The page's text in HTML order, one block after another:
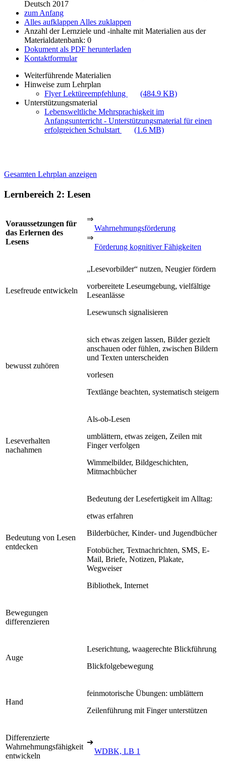
Deutsch 2017
zum Anfang
Alles aufklappen Alles zuklappen
Anzahl der Lernziele und -inhalte mit Materialien aus der
Materialdatenbank: 0
Dokument als PDF herunterladen
Kontaktformular
Weiterführende Materialien
Hinweise zum Lehrplan
Flyer Lektüreempfehlung
(484.9 KB)
Unterstützungsmaterial
Lebensweltliche Mehrsprachigkeit im
Anfangsunterricht - Unterstützungsmaterial für einen
erfolgreichen Schulstart
(1.6 MB)
Gesamten Lehrplan anzeigen
Lernbereich 2: Lesen
Voraussetzungen für
das Erlernen des
Lesens
⇒
Wahrnehmungsförderung
⇒
Förderung kognitiver Fähigkeiten
Lesefreude entwickeln
„Lesevorbilder“ nutzen, Neugier fördern
vorbereitete Leseumgebung, vielfältige
Leseanlässe
Lesewunsch signalisieren
bewusst zuhören
sich etwas zeigen lassen, Bilder gezielt
anschauen oder fühlen, zwischen Bildern
und Texten unterscheiden
vorlesen
Textlänge beachten, systematisch steigern
Leseverhalten
nachahmen
Als-ob-Lesen
umblättern, etwas zeigen, Zeilen mit
Finger verfolgen
Wimmelbilder, Bildgeschichten,
Mitmachbücher
Bedeutung von Lesen
entdecken
Bedeutung der Lesefertigkeit im Alltag:
etwas erfahren
Bilderbücher, Kinder- und Jugendbücher
Fotobücher, Textnachrichten, SMS, E-
Mail, Briefe, Notizen, Plakate,
Wegweiser
Bibliothek, Internet
Bewegungen
differenzieren
Auge
Leserichtung, waagerechte Blickführung
Blickfolgebewegung
Hand
feinmotorische Übungen: umblättern
Zeilenführung mit Finger unterstützen
Differenzierte
Wahrnehmungsfähigkeit
entwickeln
➔
WDBK, LB 1